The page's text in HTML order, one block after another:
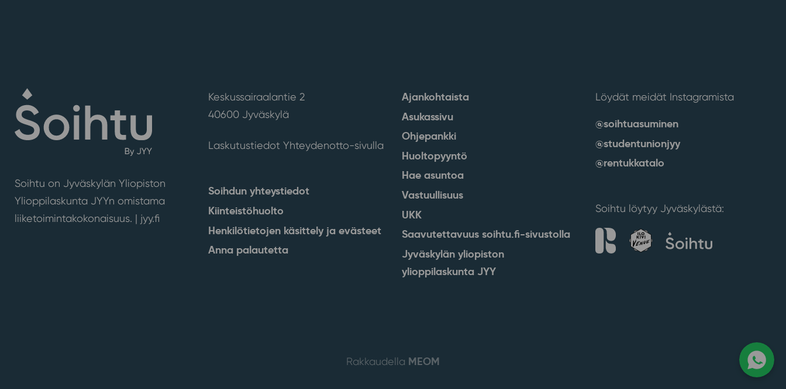
Soihtu on Jyväskylän Yliopiston
Ylioppilaskunta JYYn omistama
liiketoimintakokonaisuus. | jyy.fi
Keskussairaalantie 2
40600 Jyväskylä
Laskutustiedot Yhteydenotto-sivulla
Soihdun yhteystiedot
Kiinteistöhuolto
Henkilötietojen käsittely ja evästeet
Anna palautetta
Ajankohtaista
Asukassivu
Ohjepankki
Huoltopyyntö
Hae asuntoa
Vastuullisuus
UKK
Saavutettavuus soihtu.fi-sivustolla
Jyväskylän yliopiston
ylioppilaskunta JYY
Löydät meidät Instagramista
@soihtuasuminen
@studentunionjyy
@rentukkatalo
Soihtu löytyy Jyväskylästä:
Rakkaudella MEOM